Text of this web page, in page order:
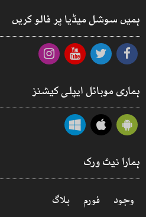
ہمیں سوشل میڈیا پر فالو کریں
ہماری موبائل ایپلی کیشنز
ہمارا نیٹ ورک
وجود فورم بلاگ